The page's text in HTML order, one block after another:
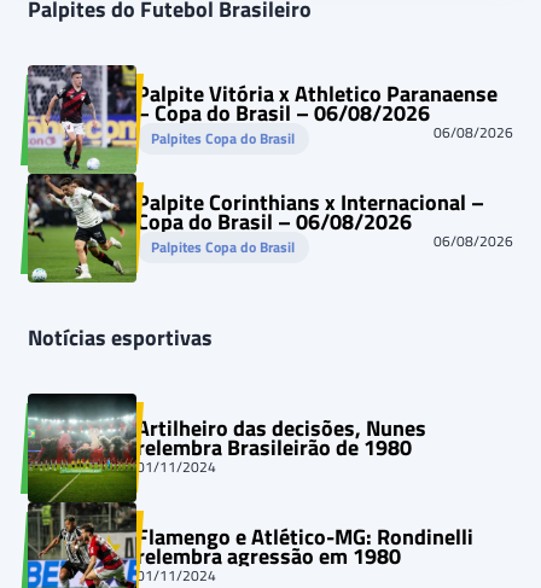
Palpites do Futebol Brasileiro
Palpite Vitória x Athletico Paranaense
– Copa do Brasil – 06/08/2026
Palpites Copa do Brasil 06/08/2026
Palpite Corinthians x Internacional –
Copa do Brasil – 06/08/2026
Palpites Copa do Brasil 06/08/2026
Notícias esportivas
Artilheiro das decisões, Nunes
relembra Brasileirão de 1980
01/11/2024
Flamengo e Atlético-MG: Rondinelli
relembra agressão em 1980
01/11/2024